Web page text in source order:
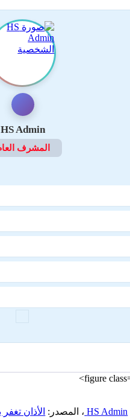
HS Admin
المشرف
HS Admin ، المصدر: الأذان